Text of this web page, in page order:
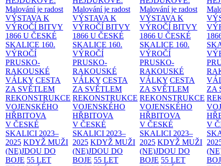
Malování je radost
VÝSTAVA K
VÝROČÍ BITVY
1866 U ČESKÉ
SKALICE 160.
VÝROČÍ
PRUSKO-
RAKOUSKÉ
VÁLKY CESTA
ZA SVĚTLEM
REKONSTRUKCE
VOJENSKÉHO
HŘBITOVA
V ČESKÉ
SKALICI 2023–
2025 KDYŽ MUŽI
(NE)JDOU DO
BOJE 55 LET
Malování je radost
VÝSTAVA K
VÝROČÍ BITVY
1866 U ČESKÉ
SKALICE 160.
VÝROČÍ
PRUSKO-
RAKOUSKÉ
VÁLKY CESTA
ZA SVĚTLEM
REKONSTRUKCE
VOJENSKÉHO
HŘBITOVA
V ČESKÉ
SKALICI 2023–
2025 KDYŽ MUŽI
(NE)JDOU DO
BOJE 55 LET
Malování je radost
VÝSTAVA K
VÝROČÍ BITVY
1866 U ČESKÉ
SKALICE 160.
VÝROČÍ
PRUSKO-
RAKOUSKÉ
VÁLKY CESTA
ZA SVĚTLEM
REKONSTRUKCE
VOJENSKÉHO
HŘBITOVA
V ČESKÉ
SKALICI 2023–
2025 KDYŽ MUŽI
(NE)JDOU DO
BOJE 55 LET
ZA
V